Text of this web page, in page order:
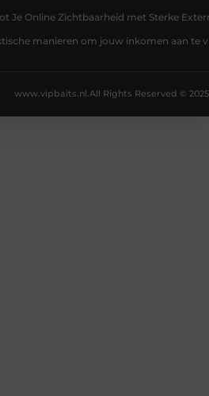
Je Online Zichtbaarheid met Sterke
manieren om jouw inkomen aan te
All Rights Reserved © 2025
www.vipbaits.nl.